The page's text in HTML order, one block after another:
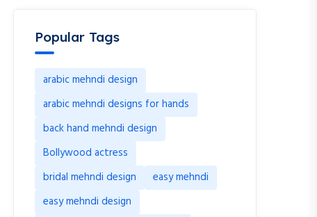
Popular Tags
arabic mehndi design
arabic mehndi designs for hands
back hand mehndi design
Bollywood actress
bridal mehndi design
easy mehndi
easy mehndi design